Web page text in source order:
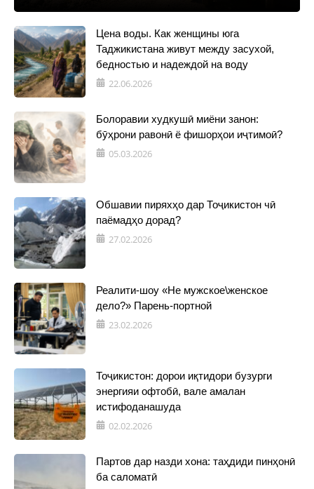
Цена воды. Как женщины юга
Таджикистана живут между засухой,
бедностью и надеждой на воду
22.06.2026
Болоравии худкушӣ миёни занон:
бӯҳрони равонӣ ё фишорҳои иҷтимоӣ?
05.03.2026
Обшавии пиряхҳо дар Тоҷикистон чӣ
паёмадҳо дорад?
27.02.2026
Реалити-шоу «Не мужское\женское
дело?» Парень-портной
23.02.2026
Тоҷикистон: дорои иқтидори бузурги
энергияи офтобӣ, вале амалан
истифоданашуда
02.02.2026
Партов дар назди хона: таҳдиди пинҳонӣ
ба саломатӣ